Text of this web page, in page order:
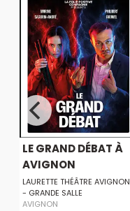
LE GRAND DÉBAT À
AVIGNON
LAURETTE THÉÂTRE AVIGNON
- GRANDE SALLE
AVIGNON